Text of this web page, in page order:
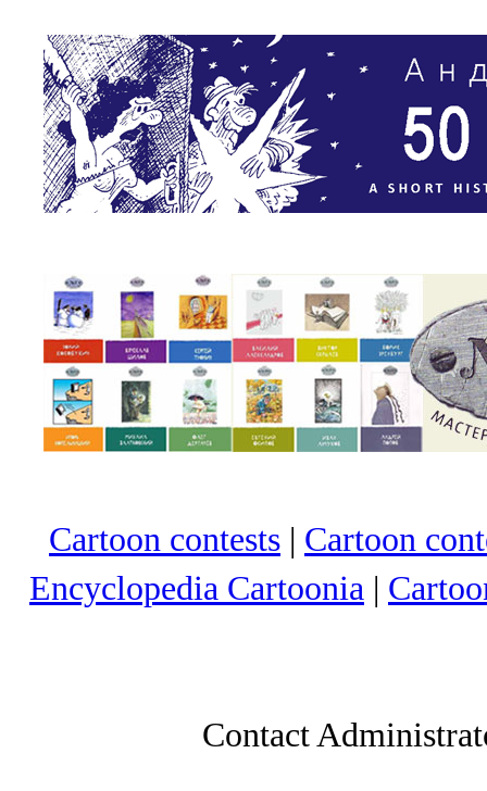
Cartoon contests | Cartoon
Encyclopedia Cartoonia |
Contact